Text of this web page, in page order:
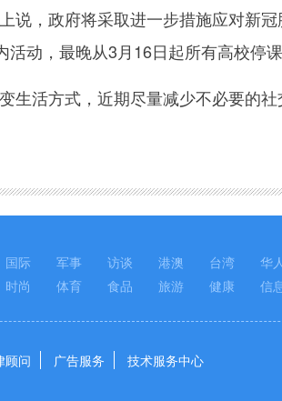
，政府将采取进一步措施应对新冠
动，最晚从3月16日起所有高校停课
活方式，近期尽量减少不必要的社
国际 军事 访谈 港澳 台湾 华
时尚 体育 食品 旅游 健康 信
顾问 广告服务 技术服务中心